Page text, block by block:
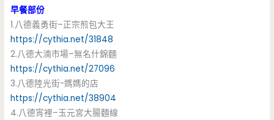
早餐部份
1.八德義勇街–正宗煎包大王
https://cythia.net/31848
2.八德大湳市場–無名什錦麵
https://cythia.net/27096
3.八德陸光街-媽媽的店
https://cythia.net/38904
4.八德宵裡–玉元宮大腸麵線